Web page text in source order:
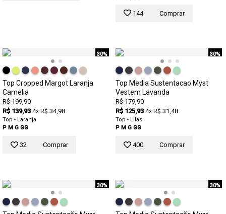
144 Comprar
30%
Top Cropped Margot Laranja
Camelia
R$ 199,90
R$ 139,93 4x R$ 34,98
Top - Laranja
P M G GG
32 Comprar
30%
Top Media Sustentacao Myst
Vestem Lavanda
R$ 179,90
R$ 125,93 4x R$ 31,48
Top - Lilás
P M G GG
400 Comprar
30% 30%